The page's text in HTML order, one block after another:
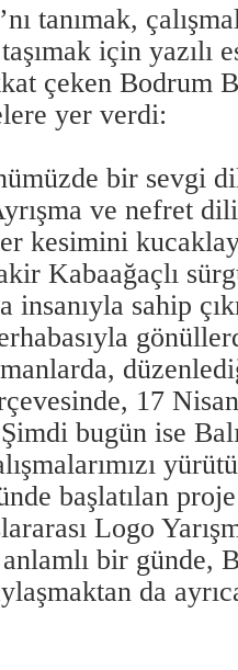
tanımak,
için yazılı
çeken Bodrum
yer verdi:
bir sevgi
ve nefret
kesimini
Kabaağaçlı
insanıyla sahip
17
bugün ise
başlatılan proje
Logo
bir günde,
da